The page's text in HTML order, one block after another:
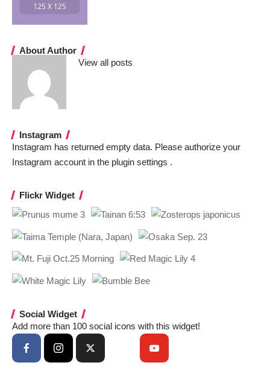
About Author
View all posts
Instagram
Instagram has returned empty data. Please authorize your
Instagram account in the plugin settings .
Flickr Widget
Social Widget
Add more than 100 social icons with this widget!